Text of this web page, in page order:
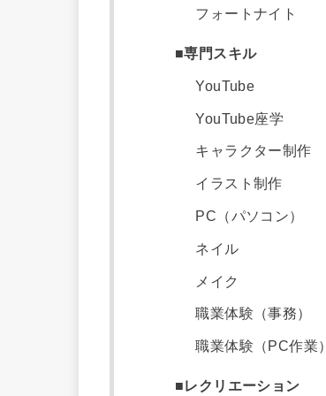
フォートナイト
■専門スキル
YouTube
YouTube座学
キャラクター制作
イラスト制作
PC（パソコン）
ネイル
メイク
職業体験（事務）
職業体験（PC作業）
■レクリエーション